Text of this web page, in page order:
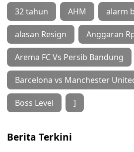
32 tahun AHM alarm
alasan Resign Anggaran
Arema FC Vs Persib Bandung
Barcelona vs Manchester
Boss Level ]
Berita Terkini